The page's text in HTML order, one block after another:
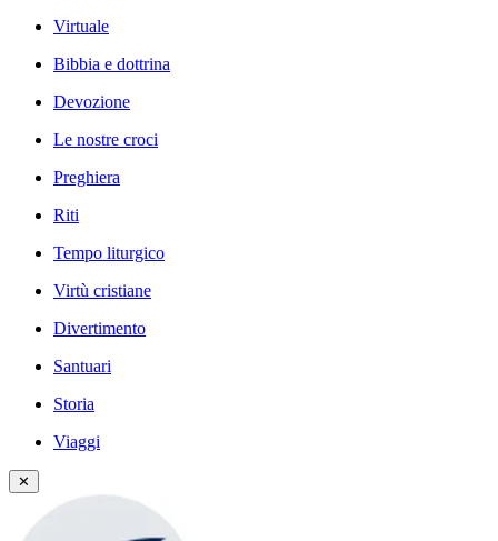
Virtuale
Bibbia e dottrina
Devozione
Le nostre croci
Preghiera
Riti
Tempo liturgico
Virtù cristiane
Divertimento
Santuari
Storia
Viaggi
✕